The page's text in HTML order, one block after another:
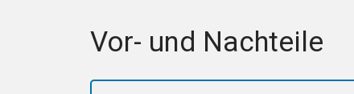
Vor- und Nachteile